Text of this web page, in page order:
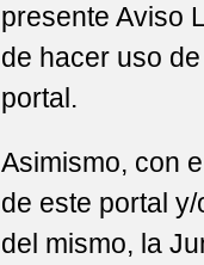
presente Aviso
de hacer uso
portal.
Asimismo, con
de este portal
del mismo, la